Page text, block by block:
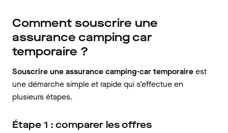
Comment souscrire une
assurance camping car
temporaire ?
Souscrire une assurance camping-car temporaireest
une démarche simple et rapide qui s’effectue en
plusieurs étapes.
Étape 1 : comparer les offres